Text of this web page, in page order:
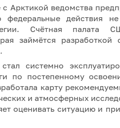
с Арктикой ведомства
действия
Счётная палата
займётся разработкой
системно
по постепенному
карту
и атмосферных
оценивать ситуацию и